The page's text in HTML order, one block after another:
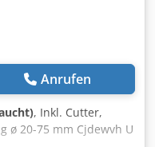
Anrufen
, Inkl. Cutter,
ø 20-75 mm Cjdewvh U